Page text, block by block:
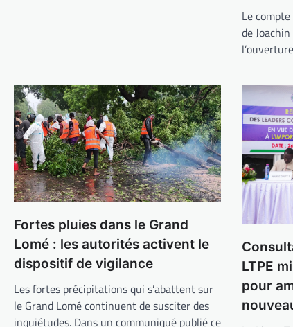
Le
de
Fortes pluies dans le Grand
Lomé : les autorités activent le
dispositif de vigilance
Les fortes précipitations qui s’abattent sur
le Grand Lomé continuent de susciter des
inquiétudes. Dans un communiqué publié ce
LTPE
pour